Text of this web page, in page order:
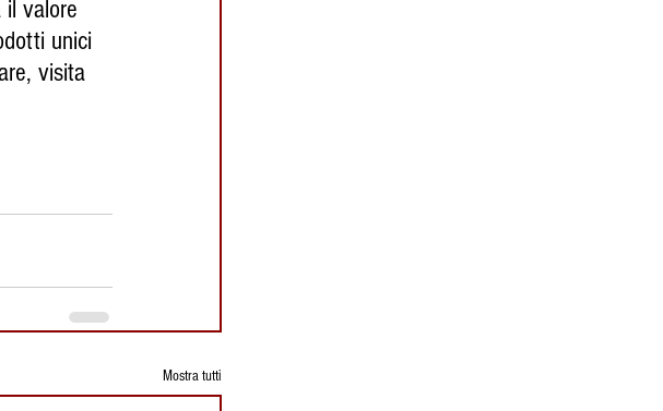
il valore
unici
visita
Mostra tutti